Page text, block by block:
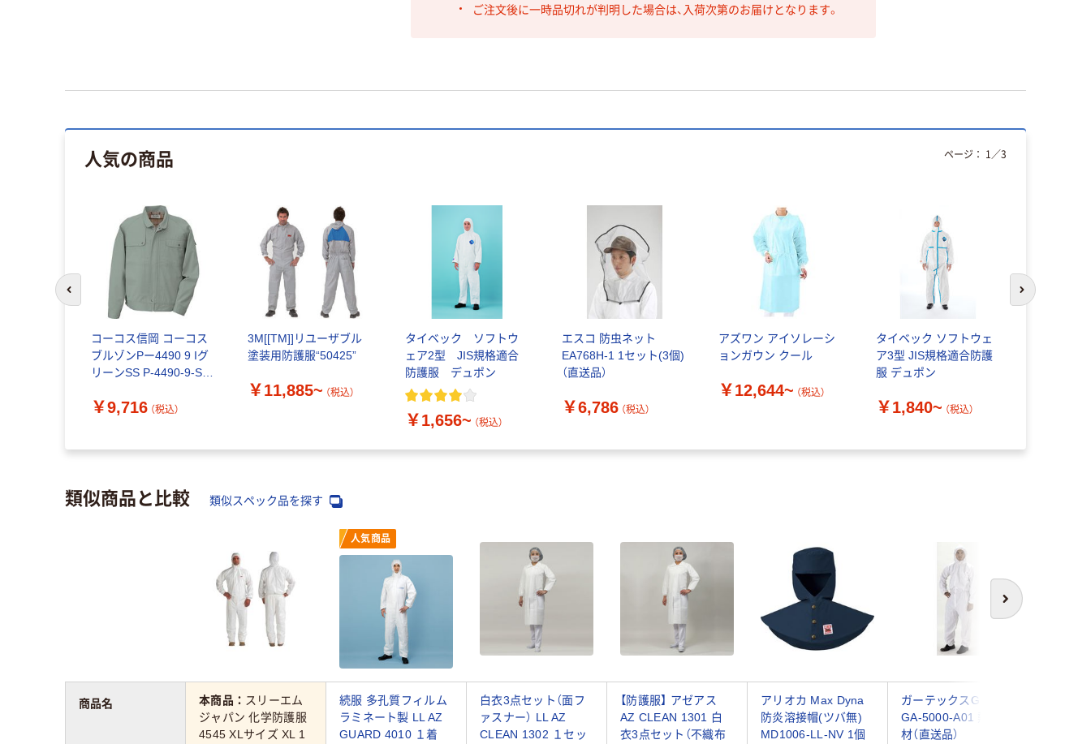
ご注文後に一時品切れが判明した場合は、入荷次第のお届けとなります。
人気の商品
コーコス信岡 コーコス
ブルゾンPー4490 9 Iグ
リーンSS P-4490-9-SS
￥9,716 （税込）
3M[[TM]]リユーザブル
塗装用防護服“50425”
￥11,885~ （税込）
タイベック ソフトウ
ェア2型 JIS規格適合
防護服 デュポン
￥1,656~ （税込）
エスコ 防虫ネット
EA768H-1 1セット(3個)
（直送品）
￥6,786 （税込）
アズワン アイソレーシ
ョンガウン クール
￥12,644~ （税込）
タイベック ソフトウェ
ア3型 JIS規格適合防護
服 デュポン
￥1,840~ （税込）
ページ： 1 ／3
前のスライドへ 次のスライド
類似商品と比較 類似スペック品を探す
次へ
人気商品
本商品： スリーエム
ジャパン 化学防護服
4545 XLサイズ XL 1
続服 多孔質フィルム
ラミネート製 LL AZ
GUARD 4010 １着
白衣3点セット（面フ
ァスナー） LL AZ
CLEAN 1302 １セッ
【防護服】 アゼアス
AZ CLEAN 1301 白
衣3点セット（不織布
アリオカ Max Dyna
防炎溶接帽(ツバ無)
MD1006-LL-NV 1個
ガーテックスG LL
GA-5000-A01 熱田資
材（直送品）
商品名